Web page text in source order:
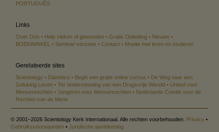
PORTUGUÊS
Links
Over Ons Help zieken of gewonden Gratis Opleiding
Nieuws
BOEKWINKEL
Seminar-verzoek Contact Moeite met leren en studeren
Gerelateerde sites
Scientology Dianetics Begin een gratis online cursus
De Weg naar een
Gelukkig Leven
Ter ondersteuning van een Drugsvrije Wereld
United voor
Mensenrechten
Jongeren voor Mensenrechten
Nederlands Comité voor de
Rechten van de Mens
© 2001–2026 Scientology Kerk Internationaal. Alle rechten voorbehouden. Privacy •
Gebruiksvoorwaarden •Juridische aantekening